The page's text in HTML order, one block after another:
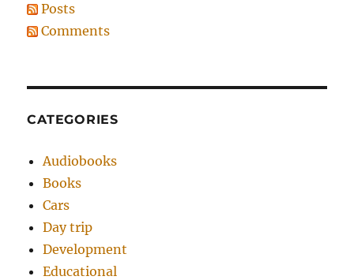
Posts
Comments
CATEGORIES
Audiobooks
Books
Cars
Day trip
Development
Educational